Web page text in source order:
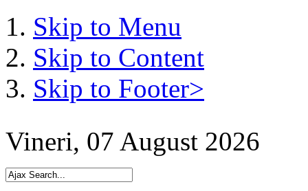
Skip to Menu
Skip to Content
Skip to Footer>
Vineri, 07 August 2026